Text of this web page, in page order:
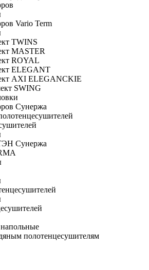
Vario Term
TWINS
MASTER
ROYAL
ELEGANT
AXI ELEGANCKIE
SWING
Сунержа
Сунержа
полотенцесушителям